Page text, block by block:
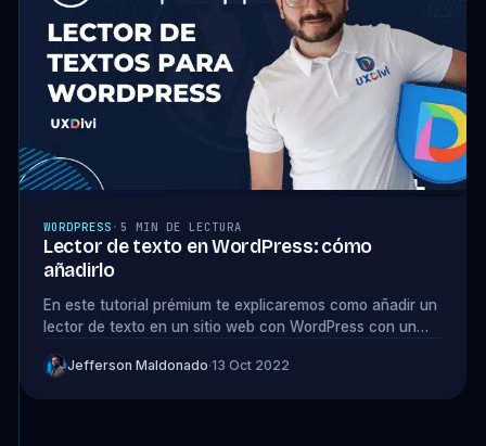
WORDPRESS · 5 MIN DE LECTURA
Lector de texto en WordPress: cómo
añadirlo
En este tutorial prémium te explicaremos como añadir un
lector de texto en un sitio web con WordPress con un
Jefferson Maldonado·13 Oct 2022